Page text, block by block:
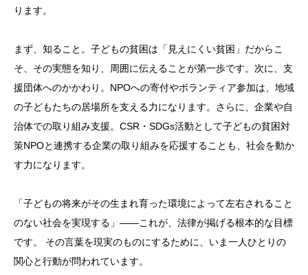
ります。
まず、知ること。子どもの貧困は「見えにくい貧困」だからこ
そ、その実態を知り、周囲に伝えることが第一歩です。次に、支
援団体へのかかわり。NPOへの寄付やボランティア参加は、地域
の子どもたちの居場所を支える力になります。さらに、企業や自
治体での取り組み支援。CSR・SDGs活動として子どもの貧困対
策NPOと連携する企業の取り組みを応援することも、社会を動か
す力になります。
「子どもの将来がその生まれ育った環境によって左右されること
のない社会を実現する」——これが、法律が掲げる根本的な目標
です。 その言葉を現実のものにするために、いま一人ひとりの
関心と行動が問われています。